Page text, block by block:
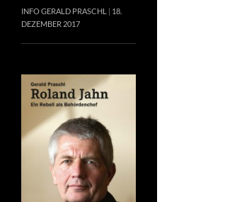
INFO GERALD PRASCHL
18.
DEZEMBER 2017